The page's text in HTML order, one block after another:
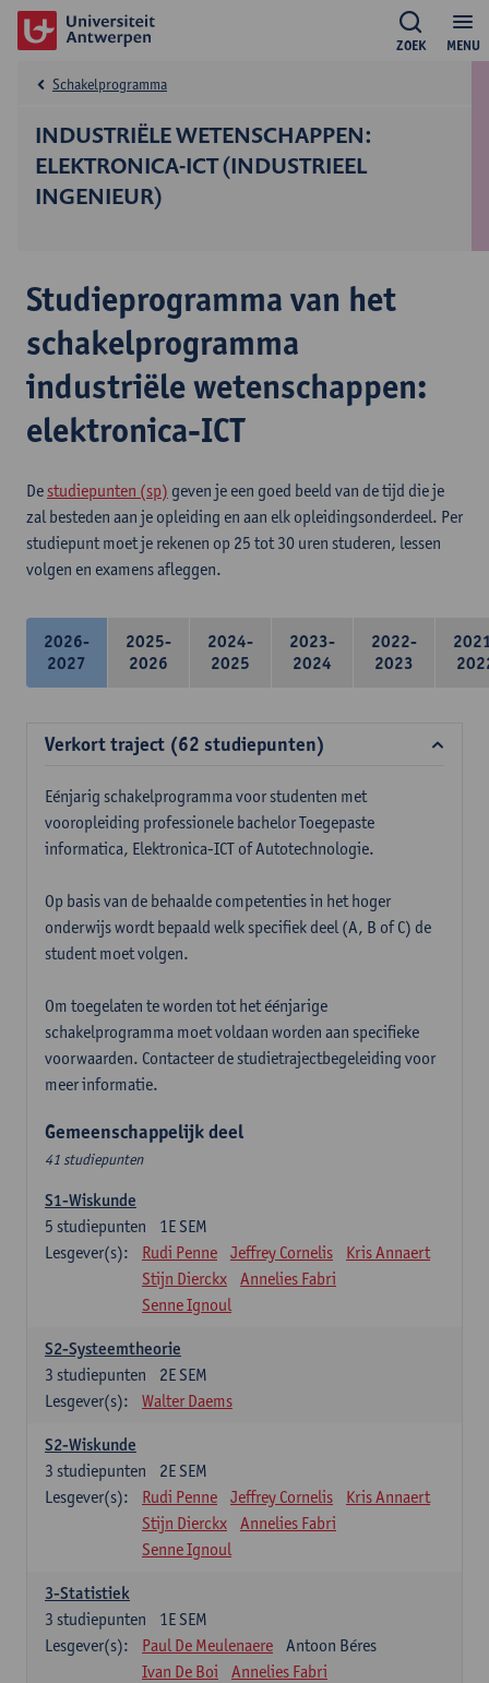
MENU
ZOEK
INDUSTRIËLE WETENSCHAPPEN:
ELEKTRONICA-ICT (INDUSTRIEEL
INGENIEUR)
Schakelprogramma
Studieprogramma van het
schakelprogramma
industriële wetenschappen:
elektronica-ICT
De studiepunten (sp) geven je een goed beeld van de tijd die je
zal besteden aan je opleiding en aan elk opleidingsonderdeel. Per
studiepunt moet je rekenen op 25 tot 30 uren studeren, lessen
volgen en examens afleggen.
2026-
2027
2025-
2026
2024-
2025
2023-
2024
2022-
2023
Verkort traject (62 studiepunten)
Eénjarig schakelprogramma voor studenten met
vooropleiding professionele bachelor Toegepaste
informatica, Elektronica-ICT of Autotechnologie.
Op basis van de behaalde competenties in het hoger
onderwijs wordt bepaald welk specifiek deel (A, B of C) de
student moet volgen.
Om toegelaten te worden tot het éénjarige
schakelprogramma moet voldaan worden aan specifieke
voorwaarden. Contacteer de studietrajectbegeleiding voor
meer informatie.
Gemeenschappelijk deel
41 studiepunten
S1-Wiskunde
1E SEM
5 studiepunten
Lesgever(s):
Rudi Penne Jeffrey Cornelis
Kris Annaert
Stijn Dierckx
Annelies Fabri
Senne Ignoul
S2-Systeemtheorie
2E SEM
3 studiepunten
Lesgever(s):
Walter Daems
S2-Wiskunde
2E SEM
3 studiepunten
Lesgever(s):
Rudi Penne Jeffrey Cornelis
Kris Annaert
Stijn Dierckx
Annelies Fabri
Senne Ignoul
3-Statistiek
1E SEM
3 studiepunten
Lesgever(s):
Paul De Meulenaere
Antoon Béres
Ivan De Boi
Annelies Fabri